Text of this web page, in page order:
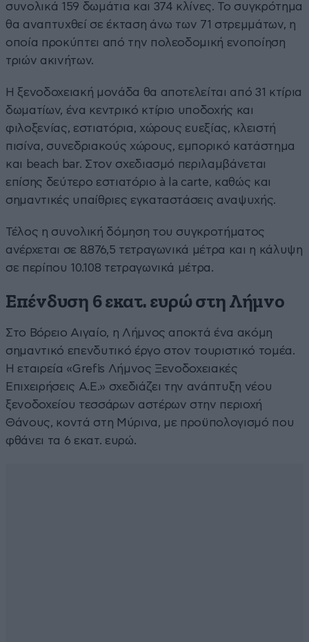
συνολικά 159 δωμάτια και 374 κλίνες. Το συγκρότημα
θα αναπτυχθεί σε έκταση άνω των 71 στρεμμάτων, η
οποία προκύπτει από την πολεοδομική ενοποίηση
τριών ακινήτων.
Η ξενοδοχειακή μονάδα θα αποτελείται από 31 κτίρια
δωματίων, ένα κεντρικό κτίριο υποδοχής και
φιλοξενίας, εστιατόρια, χώρους ευεξίας, κλειστή
πισίνα, συνεδριακούς χώρους, εμπορικό κατάστημα
και beach bar. Στον σχεδιασμό περιλαμβάνεται
επίσης δεύτερο εστιατόριο à la carte, καθώς και
σημαντικές υπαίθριες εγκαταστάσεις αναψυχής.
Τέλος η συνολική δόμηση του συγκροτήματος
ανέρχεται σε 8.876,5 τετραγωνικά μέτρα και η κάλυψη
σε περίπου 10.108 τετραγωνικά μέτρα.
Επένδυση 6 εκατ. ευρώ στη Λήμνο
Στο Βόρειο Αιγαίο, η Λήμνος αποκτά ένα ακόμη
σημαντικό επενδυτικό έργο στον τουριστικό τομέα.
Η εταιρεία «Grefis Λήμνος Ξενοδοχειακές
Επιχειρήσεις Α.Ε.» σχεδιάζει την ανάπτυξη νέου
ξενοδοχείου τεσσάρων αστέρων στην περιοχή
Θάνους, κοντά στη Μύρινα, με προϋπολογισμό που
φθάνει τα 6 εκατ. ευρώ.